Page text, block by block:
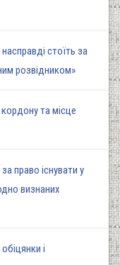
стоїть за
розвідником»
та місце
право існувати у
визнаних
і